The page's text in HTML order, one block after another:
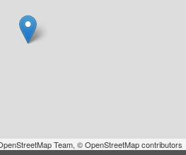
Team, © OpenStreetMap contributors